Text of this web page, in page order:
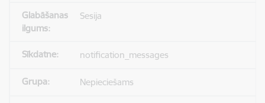
Sesija
notification_messages
Nepieciešams